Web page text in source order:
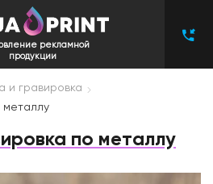
рекламной
продукции
и гравировка
металлу
по металлу